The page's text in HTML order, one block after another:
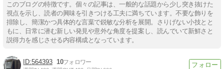
このブログの特徴です。個々の記事は、一般的な話題から少し突き抜けた
視点を示し、読者の興味を引きつける工夫に満ちています。不要な飾りを
排除し、簡潔かつ具体的な言葉で鋭敏な分析を展開。さりげない小技とと
もに、日常に潜む新しい発見や意外な角度を提案し、読んでいて新鮮さと
説得力を感じさせる内容構成となっています。
564393 10